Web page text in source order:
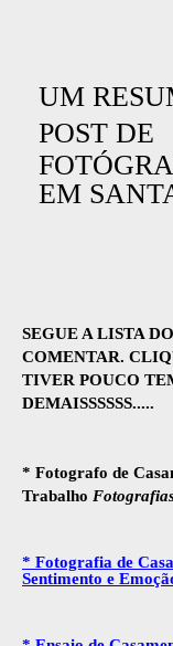
UM
POST DE
EM
SEGUE A LISTA
COMENTAR.
TIVER POUCO
DEMAISSSSSS.....
* Fotografo de
Trabalho
* Fotografia de
Sentimento e